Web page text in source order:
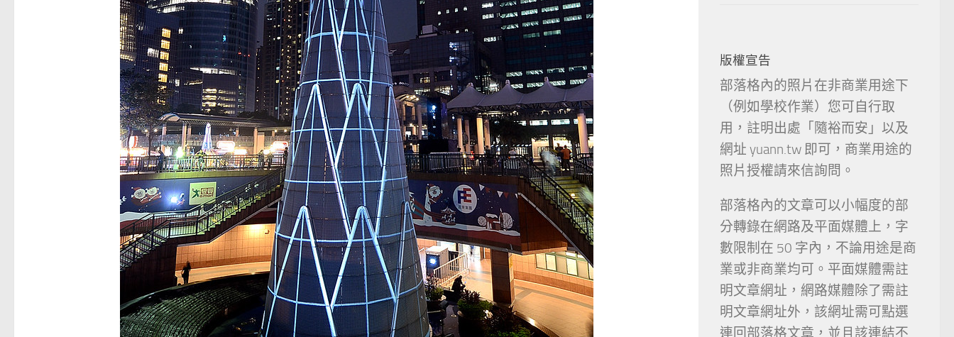
版權宣告
部落格內的照片在非商業用途下
（例如學校作業）您可自行取
用，註明出處「隨裕而安」以及
網址 yuann.tw 即可，商業用途的
照片授權請來信詢問。
部落格內的文章可以小幅度的部
分轉錄在網路及平面媒體上，字
數限制在 50 字內，不論用途是商
業或非商業均可。平面媒體需註
明文章網址，網路媒體除了需註
明文章網址外，該網址需可點選
連回部落格文章，並且該連結不